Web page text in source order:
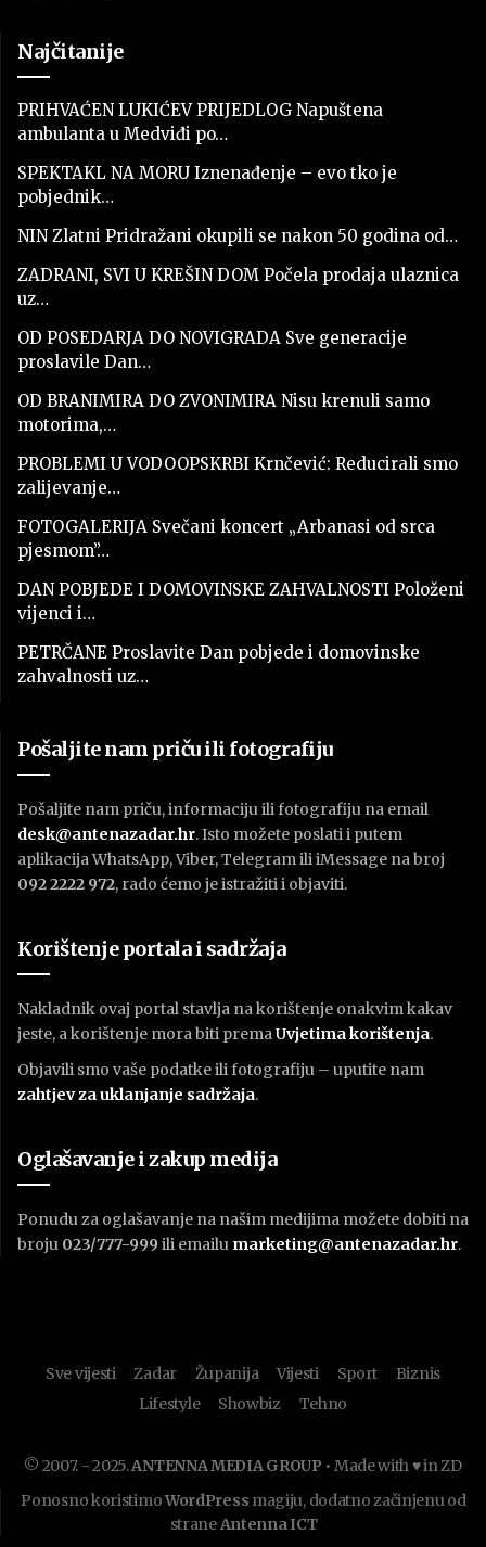
Najčitanije
PRIHVAĆEN LUKIĆEV PRIJEDLOG Napuštena
ambulanta u Medviđi po…
SPEKTAKL NA MORU Iznenađenje – evo tko je
pobjednik…
NIN Zlatni Pridražani okupili se nakon 50 godina od…
ZADRANI, SVI U KREŠIN DOM Počela prodaja ulaznica
uz…
OD POSEDARJA DO NOVIGRADA Sve generacije
proslavile Dan…
OD BRANIMIRA DO ZVONIMIRA Nisu krenuli samo
motorima,…
PROBLEMI U VODOOPSKRBI Krnčević: Reducirali smo
zalijevanje…
FOTOGALERIJA Svečani koncert „Arbanasi od srca
pjesmom”…
DAN POBJEDE I DOMOVINSKE ZAHVALNOSTI Položeni
vijenci i…
PETRČANE Proslavite Dan pobjede i domovinske
zahvalnosti uz…
Pošaljite nam priču ili fotografiju
Pošaljite nam priču, informaciju ili fotografiju na email
desk@antenazadar.hr. Isto možete poslati i putem
aplikacija WhatsApp, Viber, Telegram ili iMessage na broj
092 2222 972, rado ćemo je istražiti i objaviti.
Korištenje portala i sadržaja
Nakladnik ovaj portal stavlja na korištenje onakvim kakav
jeste, a korištenje mora biti premaUvjetima korištenja.
Objavili smo vaše podatke ili fotografiju – uputite nam
zahtjev za uklanjanje sadržaja.
Oglašavanje i zakup medija
Ponudu za oglašavanje na našim medijima možete dobiti na
broju 023/777-999 ili emailu marketing@antenazadar.hr.
Sve vijesti Zadar Županija Vijesti Sport
Biznis
Lifestyle
Showbiz Tehno
© 2007. - 2025.ANTENNA MEDIA GROUP • Made with ♥ in ZD
Ponosno koristimoWordPress magiju, dodatno začinjenu od
straneAntenna ICT